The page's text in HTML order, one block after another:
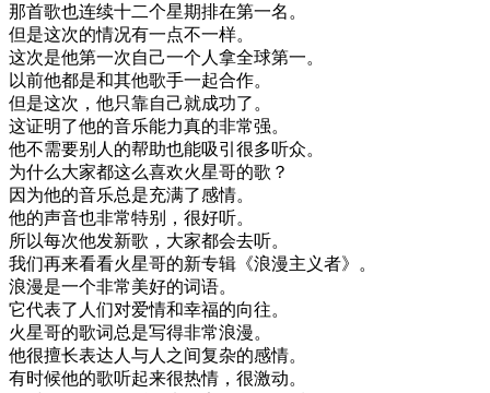
那首歌也连续十二个星期排在第一名。
但是这次的情况有一点不一样。
这次是他第一次自己一个人拿全球第一。
以前他都是和其他歌手一起合作。
但是这次 ， 他只靠自己就成功了。
这证明了他的音乐能力真的非常强。
他不需要别人的帮助也能吸引 很多听众。
为什么大家都这么喜欢火星哥的歌 ？
因为他的音乐总是充满了感情。
他的声音也非常特别 ， 很好听。
所以每次他发新歌 ， 大家都会去听。
我们再来看看火星哥的新专辑 《浪漫主义者》 。
浪漫是一个非常美好的词语。
它代表了 人们对爱情和幸福的向往。
火星哥的歌词总是写得非常浪漫。
他很擅长表达人与人之间复杂的感情。
有时候他的歌听起来很热情 ， 很激动。